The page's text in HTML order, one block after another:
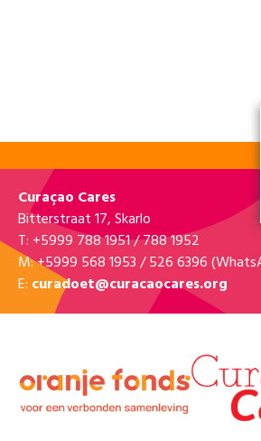
Curaçao Cares
Bitterstraat 17, Skarlo
T: +5999 788 1951 / 788 1952
M: +5999 568 1953 / 526 6396
E: curadoet@curacaocares.org